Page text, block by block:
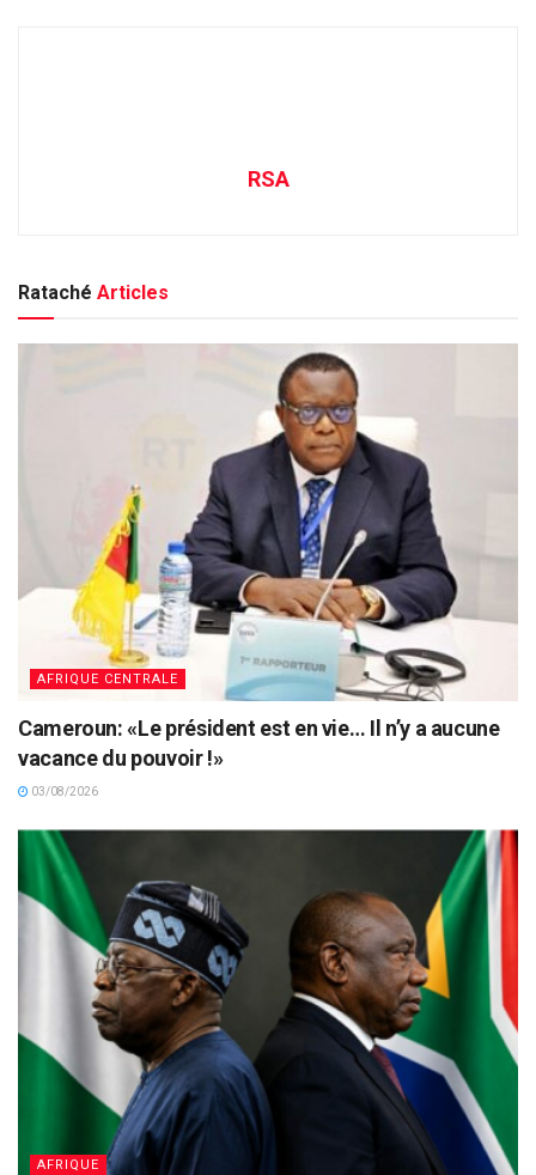
RSA
Rataché Articles
AFRIQUE CENTRALE
Cameroun: «Le président est en vie… Il n’y a aucune
vacance du pouvoir !»
03/08/2026
AFRIQUE